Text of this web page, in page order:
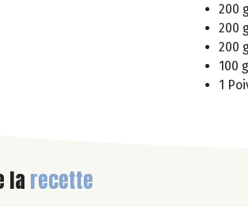
200
200
200
100
1
larecette